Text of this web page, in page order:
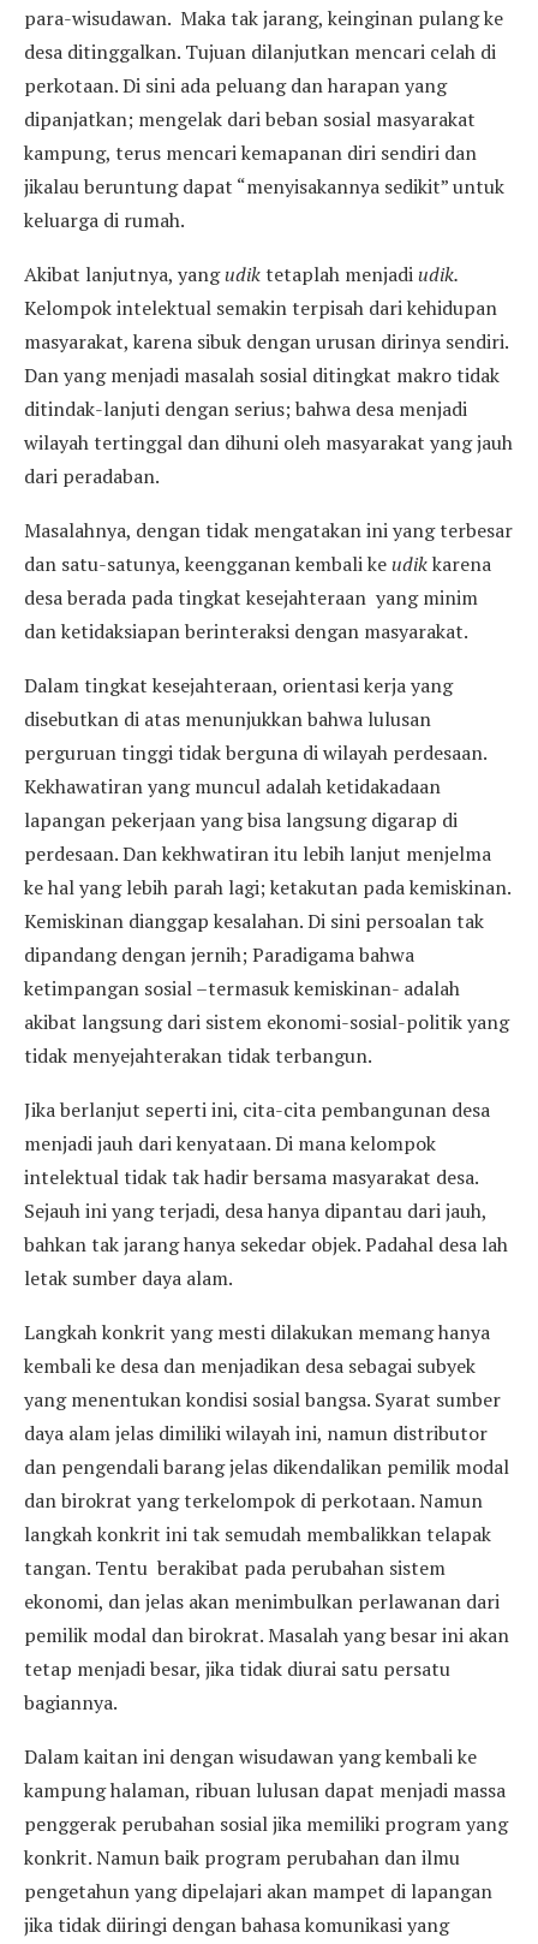
para-wisudawan. Maka tak jarang, keinginan pulang ke
desa ditinggalkan. Tujuan dilanjutkan mencari celah di
perkotaan. Di sini ada peluang dan harapan yang
dipanjatkan; mengelak dari beban sosial masyarakat
kampung, terus mencari kemapanan diri sendiri dan
jikalau beruntung dapat “menyisakannya sedikit” untuk
keluarga di rumah.
Akibat lanjutnya, yangudiktetaplah menjadiudik.
Kelompok intelektual semakin terpisah dari kehidupan
masyarakat, karena sibuk dengan urusan dirinya sendiri.
Dan yang menjadi masalah sosial ditingkat makro tidak
ditindak-lanjuti dengan serius; bahwa desa menjadi
wilayah tertinggal dan dihuni oleh masyarakat yang jauh
dari peradaban.
Masalahnya, dengan tidak mengatakan ini yang terbesar
dan satu-satunya, keengganan kembali keudikkarena
desa berada pada tingkat kesejahteraan yang minim
dan ketidaksiapan berinteraksi dengan masyarakat.
Dalam tingkat kesejahteraan, orientasi kerja yang
disebutkan di atas menunjukkan bahwa lulusan
perguruan tinggi tidak berguna di wilayah perdesaan.
Kekhawatiran yang muncul adalah ketidakadaan
lapangan pekerjaan yang bisa langsung digarap di
perdesaan. Dan kekhwatiran itu lebih lanjut menjelma
ke hal yang lebih parah lagi; ketakutan pada kemiskinan.
Kemiskinan dianggap kesalahan. Di sini persoalan tak
dipandang dengan jernih; Paradigama bahwa
ketimpangan sosial –termasuk kemiskinan- adalah
akibat langsung dari sistem ekonomi-sosial-politik yang
tidak menyejahterakan tidak terbangun.
Jika berlanjut seperti ini, cita-cita pembangunan desa
menjadi jauh dari kenyataan. Di mana kelompok
intelektual tidak tak hadir bersama masyarakat desa.
Sejauh ini yang terjadi, desa hanya dipantau dari jauh,
bahkan tak jarang hanya sekedar objek. Padahal desa lah
letak sumber daya alam.
Langkah konkrit yang mesti dilakukan memang hanya
kembali ke desa dan menjadikan desa sebagai subyek
yang menentukan kondisi sosial bangsa. Syarat sumber
daya alam jelas dimiliki wilayah ini, namun distributor
dan pengendali barang jelas dikendalikan pemilik modal
dan birokrat yang terkelompok di perkotaan. Namun
langkah konkrit ini tak semudah membalikkan telapak
tangan. Tentu berakibat pada perubahan sistem
ekonomi, dan jelas akan menimbulkan perlawanan dari
pemilik modal dan birokrat. Masalah yang besar ini akan
tetap menjadi besar, jika tidak diurai satu persatu
bagiannya.
Dalam kaitan ini dengan wisudawan yang kembali ke
kampung halaman, ribuan lulusan dapat menjadi massa
penggerak perubahan sosial jika memiliki program yang
konkrit. Namun baik program perubahan dan ilmu
pengetahun yang dipelajari akan mampet di lapangan
jika tidak diiringi dengan bahasa komunikasi yang